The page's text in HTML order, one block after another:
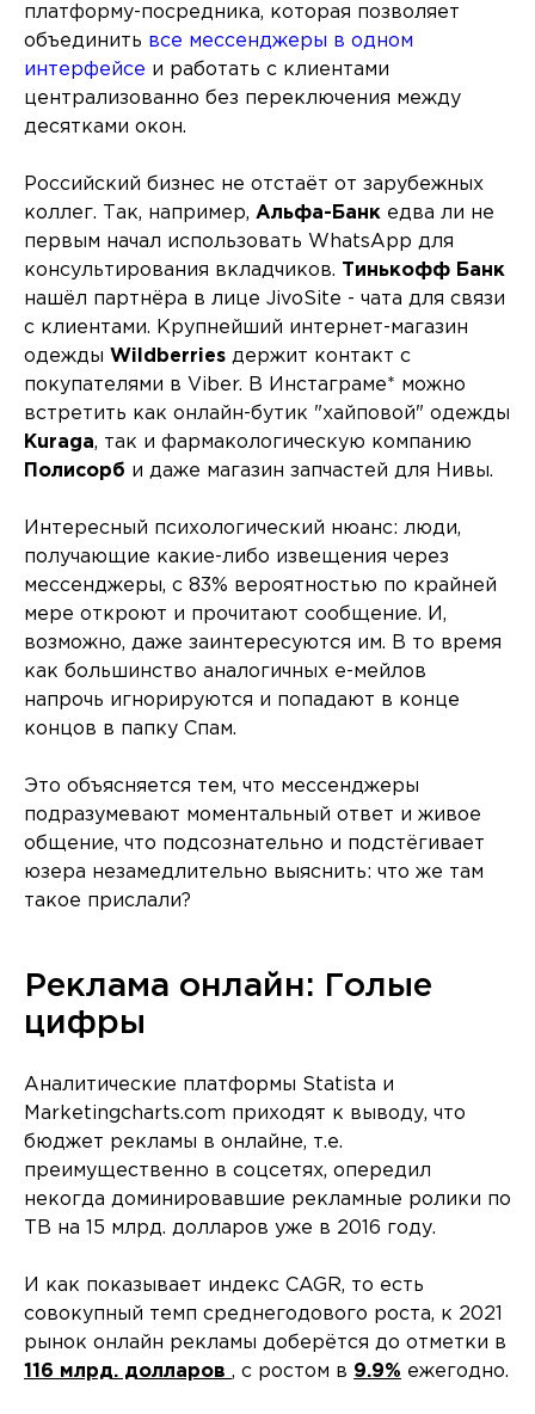
платформу-посредника, которая позволяет
объединить все мессенджеры в одном
интерфейсе и работать с клиентами
централизованно без переключения между
десятками окон.
Российский бизнес не отстаёт от зарубежных
коллег. Так, например, Альфа-Банк едва ли не
первым начал использовать WhatsApp для
консультирования вкладчиков. Тинькофф Банк
нашёл партнёра в лице JivoSite - чата для связи
с клиентами. Крупнейший интернет-магазин
одежды Wildberries держит контакт с
покупателями в Viber. В Инстаграме* можно
встретить как онлайн-бутик "хайповой" одежды
Kuraga, так и фармакологическую компанию
Полисорб и даже магазин запчастей для Нивы.
Интересный психологический нюанс: люди,
получающие какие-либо извещения через
мессенджеры, с 83% вероятностью по крайней
мере откроют и прочитают сообщение. И,
возможно, даже заинтересуются им. В то время
как большинство аналогичных е-мейлов
напрочь игнорируются и попадают в конце
концов в папку Спам.
Это объясняется тем, что мессенджеры
подразумевают моментальный ответ и живое
общение, что подсознательно и подстёгивает
юзера незамедлительно выяснить: что же там
такое прислали?
Реклама онлайн: Голые
цифры
Аналитические платформы Statista и
Marketingcharts.com приходят к выводу, что
бюджет рекламы в онлайне, т.е.
преимущественно в соцсетях, опередил
некогда доминировавшие рекламные ролики по
ТВ на 15 млрд. долларов уже в 2016 году.
И как показывает индекс CAGR, то есть
совокупный темп среднегодового роста, к 2021
рынок онлайн рекламы доберётся до отметки в
116 млрд. долларов , с ростом в 9.9% ежегодно.